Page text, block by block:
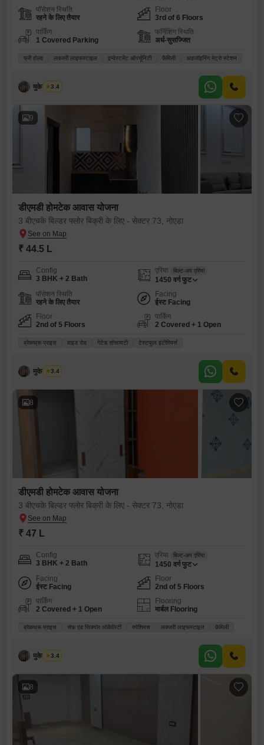
पॉसेशन स्थिति
रहने के लिए तैयार
Floor
3rd of 6 Floors
पार्किंग
1 Covered Parking
फर्निशिंग स्थिति
अर्ध-सुसज्जित
फ्री होल्ड लक्जरी लाइफस्टाइल इन्वेस्टमेंट ऑपर्चूनिटी फ़ैमिली अडजॉइनिंग मेट्रो स्टेशन
मुकेश कुमार
3.4
9
डीएमडी होमटेक आवास योजना
3 बीएचके बिल्डर फ्लोर बिक्री के लिए - सेक्टर 73, नोएडा
₹ 44.5 L
Config
3 BHK + 2 Bath
एरिया बिल्ट-अप एरिया
1450 वर्ग फुट
पॉसेशन स्थिति
रहने के लिए तैयार
Facing
ईस्ट Facing
Floor
2nd of 5 Floors
पार्किंग
2 Covered + 1 Open
ब्रेकथ्रू प्राइस वाइड रोड गेटेड सोसायटी टेस्टफुल इंटीरियर्स
मुकेश कुमार
3.4
8
डीएमडी होमटेक आवास योजना
3 बीएचके बिल्डर फ्लोर बिक्री के लिए - सेक्टर 73, नोएडा
₹ 47 L
Config
3 BHK + 2 Bath
एरिया बिल्ट-अप एरिया
1450 वर्ग फुट
Facing
ईस्ट Facing
Floor
2nd of 5 Floors
पार्किंग
2 Covered + 1 Open
Flooring
मार्बल Flooring
ब्रेकथ्रू प्राइस सेफ़ एंड सिक्योर लोकैलिटी स्पेशियस लक्जरी लाइफस्टाइल फ़ैमिली
मुकेश कुमार
3.4
8